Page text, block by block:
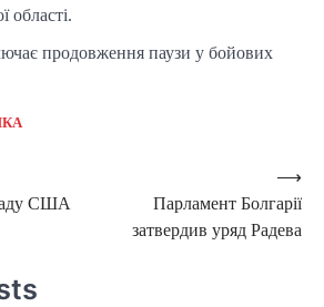
області.
продовження паузи у бойових
США
Парламент Болгарії
затвердив уряд Радева
⟶